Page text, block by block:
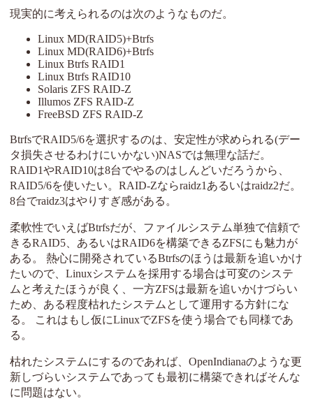
現実的に考えられるのは次のようなものだ。
Linux MD(RAID5)+Btrfs
Linux MD(RAID6)+Btrfs
Linux Btrfs RAID1
Linux Btrfs RAID10
Solaris ZFS RAID-Z
Illumos ZFS RAID-Z
FreeBSD ZFS RAID-Z
BtrfsでRAID5/6を選択するのは、安定性が求められる(デー
タ損失させるわけにいかない)NASでは無理な話だ。
RAID1やRAID10は8台でやるのはしんどいだろうから、
RAID5/6を使いたい。RAID-Zならraidz1あるいはraidz2だ。
8台でraidz3はやりすぎ感がある。
柔軟性でいえばBtrfsだが、ファイルシステム単独で信頼で
きるRAID5、あるいはRAID6を構築できるZFSにも魅力が
ある。 熱心に開発されているBtrfsのほうは最新を追いかけ
たいので、Linuxシステムを採用する場合は可変のシステ
ムと考えたほうが良く、一方ZFSは最新を追いかけづらい
ため、ある程度枯れたシステムとして運用する方針にな
る。 これはもし仮にLinuxでZFSを使う場合でも同様であ
る。
枯れたシステムにするのであれば、OpenIndianaのような更
新しづらいシステムであっても最初に構築できればそんな
に問題はない。